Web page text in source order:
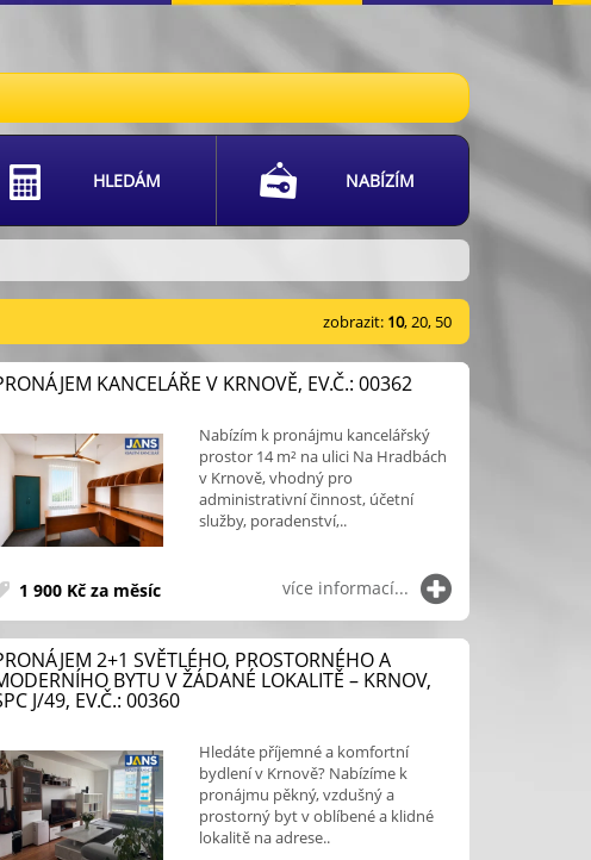
HLEDÁM NABÍZÍM
zobrazit: 10,20, 50
KANCELÁŘE V KRNOVĚ, EV.Č.: 00362
Nabízím k pronájmu kancelářský
prostor 14 m² na ulici Na Hradbách
v Krnově, vhodný pro
administrativní činnost, účetní
služby, poradenství,..
1 900 Kč za měsíc více informací...
2+1 SVĚTLÉHO, PROSTORNÉHO A
BYTU V ŽÁDANÉ LOKALITĚ – KRNOV,
J/49, EV.Č.: 00360
Hledáte příjemné a komfortní
bydlení v Krnově? Nabízíme k
pronájmu pěkný, vzdušný a
prostorný byt v oblíbené a klidné
lokalitě na adrese..